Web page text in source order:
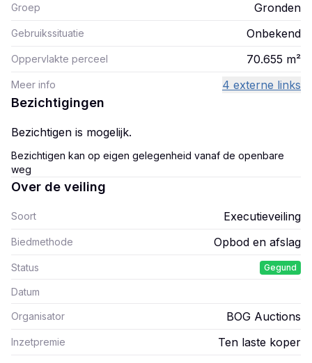
Groep Gronden
Gebruikssituatie Onbekend
Oppervlakte perceel 70.655 m²
Meer info 4 externe links
Bezichtigingen
Bezichtigen is mogelijk.
Bezichtigen kan op eigen gelegenheid vanaf de openbare
weg
Over de veiling
Soort Executieveiling
Biedmethode Opbod en afslag
Status Gegund
Datum
Organisator BOG Auctions
Inzetpremie Ten laste koper